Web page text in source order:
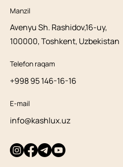
Manzil
Avenyu Sh. Rashidov,16-uy,
100000, Toshkent, Uzbekistan
Telefon raqam
+998 95 146-16-16
E-mail
info@kashlux.uz